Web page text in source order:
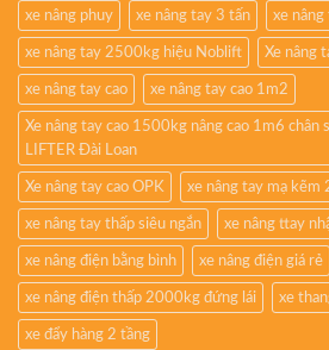
xe nâng phuy xe nâng tay 3 tấn xe nâng
xe nâng tay 2500kg hiệu Noblift Xe nâng
xe nâng tay cao xe nâng tay cao 1m2
Xe nâng tay cao 1500kg nâng cao 1m6
LIFTER Đài Loan
Xe nâng tay cao OPK xe nâng tay mạ kẽm
xe nâng tay thấp siêu ngắn xe nâng ttay
xe nâng điện bằng bình xe nâng điện giá rẻ
xe nâng điện thấp 2000kg đứng lái xe
xe đẩy hàng 2 tầng